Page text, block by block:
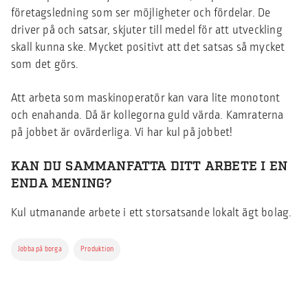
företagsledning som ser möjligheter och fördelar. De
driver på och satsar, skjuter till medel för att utveckling
skall kunna ske. Mycket positivt att det satsas så mycket
som det görs.
Att arbeta som maskinoperatör kan vara lite monotont
och enahanda. Då är kollegorna guld värda. Kamraterna
på jobbet är ovärderliga. Vi har kul på jobbet!
KAN DU SAMMANFATTA DITT ARBETE I EN
ENDA MENING?
Kul utmanande arbete i ett storsatsande lokalt ägt bolag.
Jobba på borga Produktion